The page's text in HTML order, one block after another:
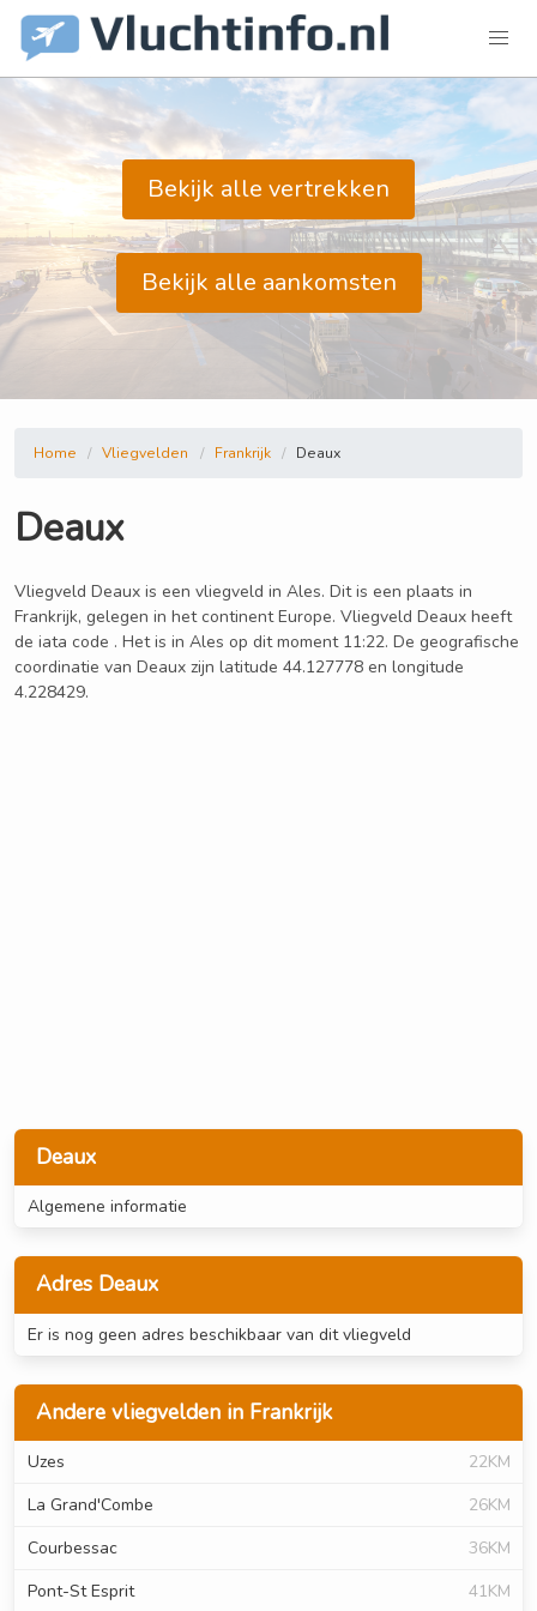
Bekijk alle vertrekken
Bekijk alle aankomsten
Deaux
Algemene informatie
Adres Deaux
Er is nog geen adres beschikbaar van dit vliegveld
Andere vliegvelden in Frankrijk
Uzes
22KM
La Grand'Combe
26KM
Courbessac
36KM
Pont-St Esprit
41KM
Home Vliegvelden Frankrijk Deaux
Deaux
Vliegveld Deaux is een vliegveld in Ales. Dit is een plaats in
Frankrijk, gelegen in het continent Europe. Vliegveld Deaux heeft
de iata code . Het is in Ales op dit moment 11:22. De geografische
coordinatie van Deaux zijn latitude 44.127778 en longitude
4.228429.